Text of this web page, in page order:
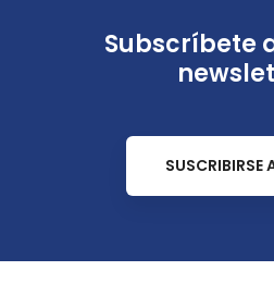
Subscríbete
SUSCRIBIRSE